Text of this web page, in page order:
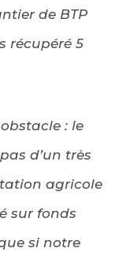
de BTP
récupéré 5
: le
d’un très
agricole
sur fonds
si notre